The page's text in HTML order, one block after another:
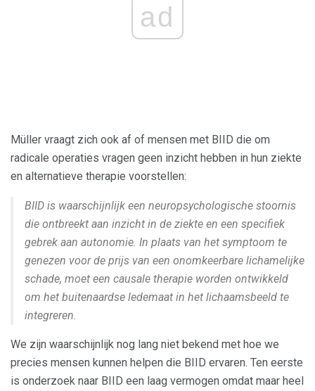
ad
Müller vraagt ​​zich ook af of mensen met BIID die om
radicale operaties vragen geen inzicht hebben in hun ziekte
en alternatieve therapie voorstellen:
BIID is waarschijnlijk een neuropsychologische stoornis
die ontbreekt aan inzicht in de ziekte en een specifiek
gebrek aan autonomie. In plaats van het symptoom te
genezen voor de prijs van een onomkeerbare lichamelijke
schade, moet een causale therapie worden ontwikkeld
om het buitenaardse ledemaat in het lichaamsbeeld te
integreren.
We zijn waarschijnlijk nog lang niet bekend met hoe we
precies mensen kunnen helpen die BIID ervaren. Ten eerste
is onderzoek naar BIID een laag vermogen omdat maar heel